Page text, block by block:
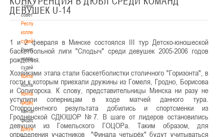
Тренерский
совет
Республиканская
коллегия
судей
Республиканская
коллегия
судей
Контакты
Контакты
Контакты
федерации
Контакты
федерации
Документы
ДЕВУШЕК U-14
1 и 2 февраля в Минске состоялся III тур Детско-юношеской
баскетбольной лиги "Слодыч" среди девушек 2005-2006 годов
рождения.
Хозяйками этапа стали баскетболистки столичного "Горизонта", в
гости к которым приехали дружины из Гомеля, Гродно, Борисова
и Солигорска. К слову, представительницы Минска ни разу не
уступили соперницам в ходе матчей данного тура.
Стопроцентного результата добились и спортсменки из
Гродненской СДЮШОР №7. В шаге от лидеров остановились
девушки из Гомельского ГОЦОРа. Таким образом, для
определения участников "Финала четырёх" будут учитываться